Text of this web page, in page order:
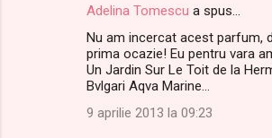
Adelina Tomescu a spus…
Nu am incercat acest parfum,
prima ocazie! Eu pentru vara
Un Jardin Sur Le Toit de la
Bvlgari Aqva Marine...
9 aprilie 2013 la 09:23